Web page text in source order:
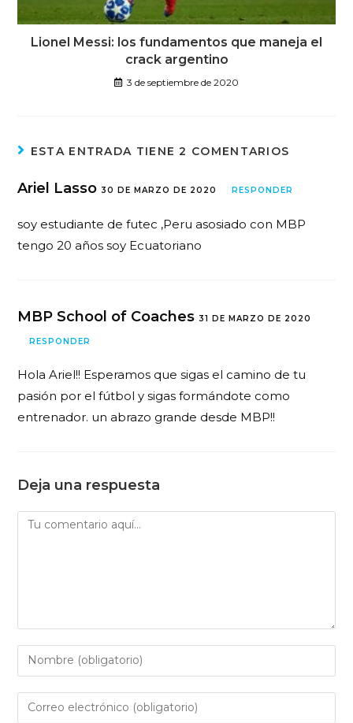
Lionel Messi: los fundamentos que maneja el
crack argentino
3 de septiembre de 2020
ESTA ENTRADA TIENE 2 COMENTARIOS
Ariel Lasso 30 DE MARZO DE 2020 RESPONDER
soy estudiante de futec ,Peru asosiado con MBP
tengo 20 años soy Ecuatoriano
MBP School of Coaches 31 DE MARZO DE 2020
RESPONDER
Hola Ariel!! Esperamos que sigas el camino de tu
pasión por el fútbol y sigas formándote como
entrenador. un abrazo grande desde MBP!!
Deja una respuesta